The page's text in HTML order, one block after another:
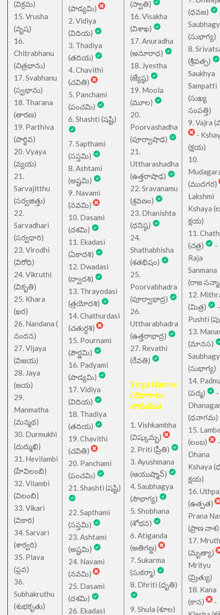
(విక్రమ)
15. Vrusha
(వృష)
16.
Chitrabhanu
(చిత్రభాను)
17. Svabhanu
(స్వభాను)
18. Tharana
(తారణ)
19. Parthiva
(పార్థివ)
20. Vyaya
(వ్యయ)
21.
Sarvajitthu
(సర్వజిత్తు)
22.
Sarvadhari
(సర్వధారి)
23. Virodhi
(విరోధి)
24. Vikruthi
(వికృతి)
25. Khara
(ఖర)
26. Nandana (
నందన)
27. Vijaya
(విజయ)
28. Jaya
(జయ)
29.
Manmatha
(మన్మథ)
30. Durmukhi
(దుర్ముఖి)
31. Hevilambi
(హేవిలంబి)
32. Vilambi
(విలంబి)
33. Vikari
(వికారి)
34. Sarvari
(శార్వరి)
35. Plava
(ప్లవ)
36.
Subhakruthu
(శుభకృతు)
(పాడ్యమి)
2. Vidiya
(విదియ)
3. Thadiya
(తదియ)
4. Chavithi
(చవితి)
5. Panchami
(పంచమి)
6. Shashti (షష్టి)
7. Sapthami
(సప్తమి)
8. Ashtami
(అష్టమి)
9. Navami
(నవమి)
10. Dasami
(దశమి)
11. Ekadasi
(ఏకాదశి)
12. Dwadasi
(ద్వాదశి)
13. Thrayodasi
(త్రయోదశి)
14. Chathurdasi
(చతుర్దశి)
15. Pournami
(పౌర్ణమి)
16. Padyami
(పాడ్యమి)
17. Vidiya
(విదియ)
18. Thadiya
(తదియ)
19. Chavithi
(చవితి)
20. Panchami
(పంచమి)
21. Shashti (షష్టి)
22. Sapthami
(సప్తమి)
23. Ashtami
(అష్టమి)
24. Navami
(నవమి)
25. Dasami
(దశమి)
26. Ekadasi
(స్వాతి)
16. Visakha
(విశాఖ)
17. Anuradha
(అనూరాధ)
18. Jyestha
(జ్యేష్ఠ)
19. Moola
(మూల)
20.
Poorvashadha
(పూర్వాషాఢ)
21.
Uttharashadha
(ఉత్తరాషాఢ)
22. Sravanamu
(శ్రవణం)
23. Dhanishta
(ధనిష్ఠ)
24.
Shathabhisha
(శతభిషం)
25.
Poorvabhadra
(పూర్వాభాద్ర)
26.
Uttharabhadra
(ఉత్తరాభాద్ర)
27. Revathi
(రేవతి)
Yoga Names
(యోగాలు
నామము)
1. Vishkambha
(విష్కుమ్భ)
2. Priti (ప్రీతి)
3. Ayushmana
(ఆయుష్మాన్)
4. Saubhagya
(సౌభాగ్య)
5. Shobhana
(శోభన)
6. Atiganda
(అతిగణ్డ)
7. Sukarma
(సుకర్మా)
8. Dhriti (ధృతి)
9. Shula (శూల)
(ధవజ)
(సుభాగ్య)
8.
(శ్రీవత్స)
Saukhya
Sampatti
(సుఖ్య
సంపత్తి)
9. Vajra
-
(క్షయ)
10.
(ముదగర)
Lakshmi
Kshaya
క్షయ)
11.
(చత్ర)
-
Raja
Sanmana
(రాజ
12.
(మిత్ర)
-
Pushti
13.
(మానస)
(సుభాగ్య)
14.
(పద్మ)
-
(ధనాగమ)
15.
(లంబ)
-
Dhana
Kshaya
క్షయ)
16.
(ఉత్పత)
Prana
(ప్రాణ నాశ)
17.
(మృత్యా)
Mrityu
(మ్రిత్యు)
18. Kana
(కాన)
-